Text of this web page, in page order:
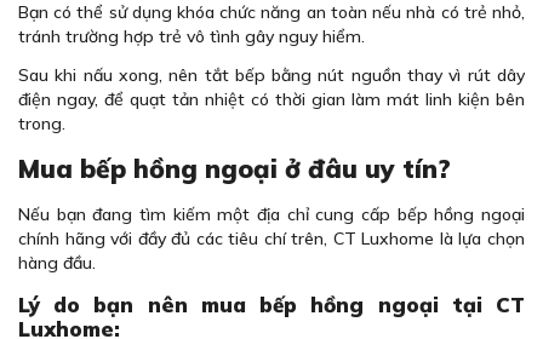
Bạn có thể sử dụng khóa chức năng an toàn nếu nhà có trẻ nhỏ,
tránh trường hợp trẻ vô tình gây nguy hiểm.
Sau khi nấu xong, nên tắt bếp bằng nút nguồn thay vì rút dây
điện ngay, để quạt tản nhiệt có thời gian làm mát linh kiện bên
trong.
Mua bếp hồng ngoại ở đâu uy tín?
Nếu bạn đang tìm kiếm một địa chỉ cung cấp bếp hồng ngoại
chính hãng với đầy đủ các tiêu chí trên, CT Luxhome là lựa chọn
hàng đầu.
Lý do bạn nên mua bếp hồng ngoại tại CT
Luxhome: